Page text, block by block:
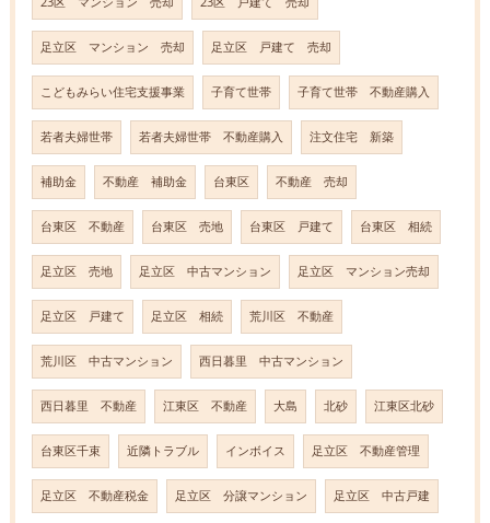
足立区 マンション 売却 足立区 戸建て 売却
こどもみらい住宅支援事業 子育て世帯 子育て世帯 不動産購入
若者夫婦世帯 若者夫婦世帯 不動産購入 注文住宅 新築
補助金 不動産 補助金 台東区 不動産 売却
台東区 不動産 台東区 売地 台東区 戸建て 台東区 相続
足立区 売地 足立区 中古マンション 足立区 マンション売却
足立区 戸建て 足立区 相続 荒川区 不動産
荒川区 中古マンション 西日暮里 中古マンション
西日暮里 不動産 江東区 不動産 大島 北砂 江東区北砂
台東区千束 近隣トラブル インボイス 足立区 不動産管理
足立区 不動産税金 足立区 分譲マンション 足立区 中古戸建